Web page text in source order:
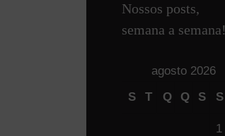
Nossos posts,
semana a semana!
agosto 2026
S
T Q Q S S
1